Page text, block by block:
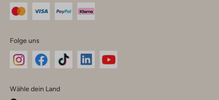
Folge uns
Instagram
Facebook
TikTok
Wähle dein Land